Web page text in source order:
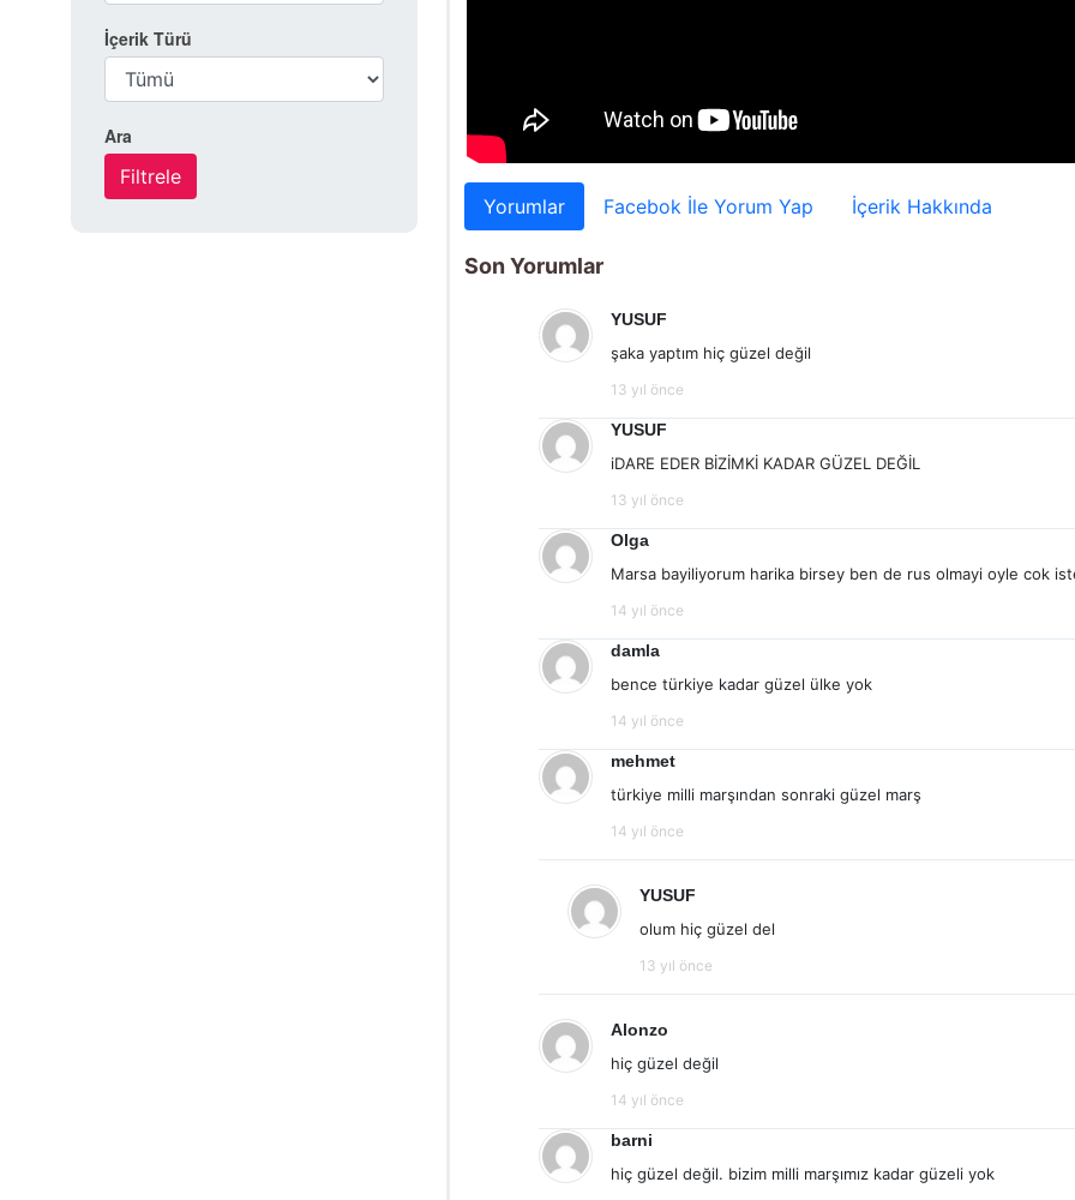
İçerik Türü
Ara
Yorumlar Facebok İle Yorum Yap İçerik Hakkında
Son Yorumlar
YUSUF
şaka yaptım hiç güzel değil
13 yıl önce
YUSUF
iDARE EDER BİZİMKİ KADAR GÜZEL DEĞİL
13 yıl önce
Olga
Marsa bayiliyorum harika birsey ben de rus olmayi oyle cok
14 yıl önce
damla
bence türkiye kadar güzel ülke yok
14 yıl önce
mehmet
türkiye milli marşından sonraki güzel marş
14 yıl önce
YUSUF
olum hiç güzel del
13 yıl önce
Alonzo
hiç güzel değil
14 yıl önce
barni
hiç güzel değil. bizim milli marşımız kadar güzeli yok